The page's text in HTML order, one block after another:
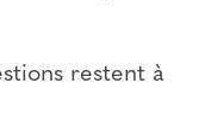
restent à